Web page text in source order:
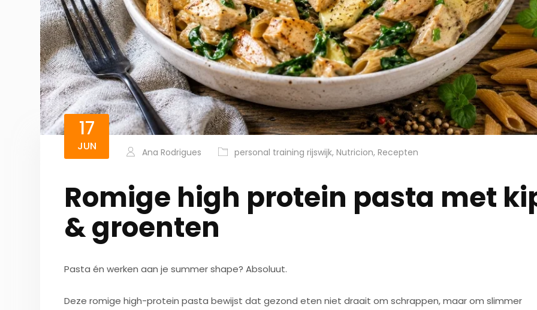
17
JUN Ana Rodrigues personal training rijswijk, Nutricion, Recepten
Romige high protein pasta met
& groenten
Pasta én werken aan je summer shape? Absoluut.
Deze romige high-protein pasta bewijst dat gezond eten niet draait om schrappen, maar om slimmer